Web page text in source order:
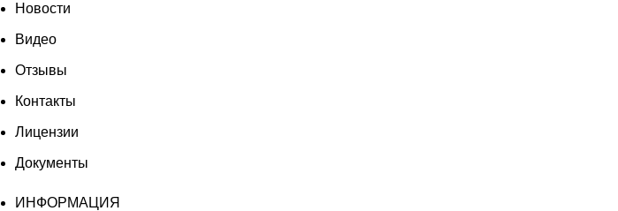
Новости
Видео
Отзывы
Контакты
Лицензии
Документы
ИНФОРМАЦИЯ